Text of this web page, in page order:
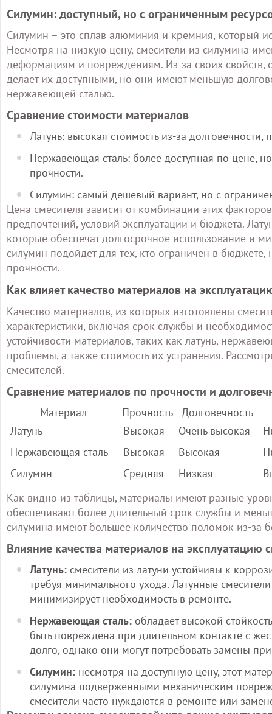
Силумин: доступный, но с ограниченным
Силумин – это сплав алюминия и кремния, который
Несмотря на низкую цену, смесители из силумина
деформациям и повреждениям. Из-за своих свойств,
делает их доступными, но они имеют меньшую
нержавеющей сталью.
Сравнение стоимости материалов
Латунь: высокая стоимость из-за
Нержавеющая сталь: более доступная по цене,
прочности.
Силумин: самый дешевый вариант, но с
Цена смесителя зависит от комбинации этих
предпочтений, условий эксплуатации и бюджета.
которые обеспечат долгосрочное использование и
силумин подойдет для тех, кто ограничен в
прочности.
Как влияет качество материалов на
Качество материалов, из которых изготовлены
характеристики, включая срок службы и
устойчивости материалов, таких как латунь,
проблемы, а также стоимость их устранения.
смесителей.
Сравнение материалов по прочности и
Материал Прочность
Долговечность
Латунь
Высокая Очень высокая
Нержавеющая сталь
Высокая Высокая
Силумин
Средняя Низкая
Как видно из таблицы, материалы имеют разные
обеспечивают более длительный срок службы и
силумина имеют большее количество поломок из-за
Влияние качества материалов на эксплуатацию
Латунь: смесители из латуни устойчивы к
требуя минимального ухода. Латунные
минимизирует необходимость в ремонте.
Нержавеющая сталь: обладает высокой
быть повреждена при длительном контакте с
долго, однако они могут потребовать замены
Силумин: несмотря на доступную цену, этот
силумина подверженными механическим
смесители часто нуждаются в ремонте или